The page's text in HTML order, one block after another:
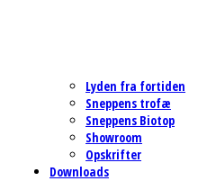
Lyden fra fortiden
Sneppens trofæ
Sneppens Biotop
Showroom
Opskrifter
Downloads